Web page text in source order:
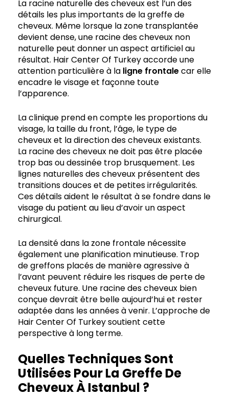
La racine naturelle des cheveux est l’un des
détails les plus importants de la greffe de
cheveux. Même lorsque la zone transplantée
devient dense, une racine des cheveux non
naturelle peut donner un aspect artificiel au
résultat. Hair Center Of Turkey accorde une
attention particulière à la ligne frontalecar elle
encadre le visage et façonne toute
l’apparence.
La clinique prend en compte les proportions du
visage, la taille du front, l’âge, le type de
cheveux et la direction des cheveux existants.
La racine des cheveux ne doit pas être placée
trop bas ou dessinée trop brusquement. Les
lignes naturelles des cheveux présentent des
transitions douces et de petites irrégularités.
Ces détails aident le résultat à se fondre dans le
visage du patient au lieu d’avoir un aspect
chirurgical.
La densité dans la zone frontale nécessite
également une planification minutieuse. Trop
de greffons placés de manière agressive à
l’avant peuvent réduire les risques de perte de
cheveux future. Une racine des cheveux bien
conçue devrait être belle aujourd’hui et rester
adaptée dans les années à venir. L’approche de
Hair Center Of Turkey soutient cette
perspective à long terme.
Quelles Techniques Sont
Utilisées Pour La Greffe De
Cheveux À Istanbul ?